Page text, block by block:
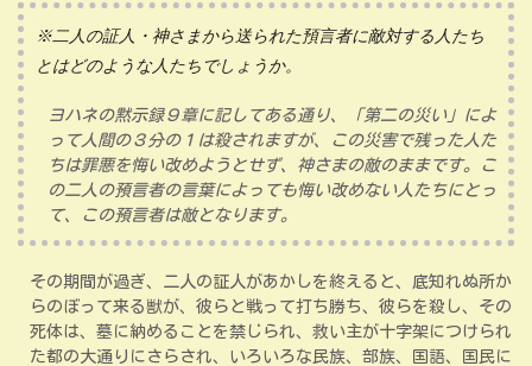
※二人の証人・神さまから送られた預言者に敵対する人たち
とはどのような人たちでしょうか。
ヨハネの黙示録９章に記してある通り、「第二の災い」によ
って人間の３分の１は殺されますが、この災害で残った人た
ちは罪悪を悔い改めようとせず、神さまの敵のままです。こ
の二人の預言者の言葉によっても悔い改めない人たちにとっ
て、この預言者は敵となります。
その期間が過ぎ、二人の証人があかしを終えると、底知れぬ所か
らのぼって来る獣が、彼らと戦って打ち勝ち、彼らを殺し、その
死体は、墓に納めることを禁じられ、救い主が十字架につけられ
た都の大通りにさらされ、いろいろな民族、部族、国語、国民に